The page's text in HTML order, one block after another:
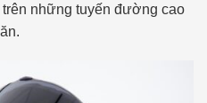
những tuyến đường cao